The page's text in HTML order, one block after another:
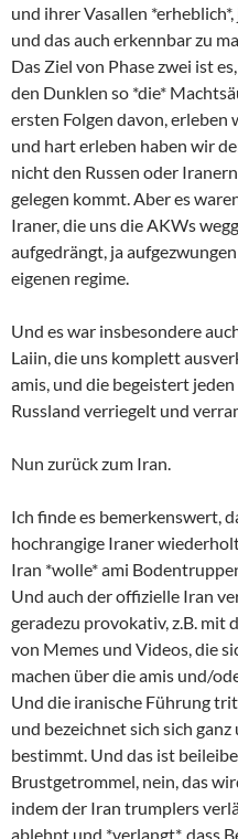
und ihrer Vasallen
und das auch erkennbar zu
Das Ziel von Phase zwei ist
den Dunklen so *die*
ersten Folgen davon, erleben
und hart erleben haben wir
nicht den Russen oder
gelegen kommt. Aber es
Iraner, die uns die AKWs
aufgedrängt, ja aufgezwungen
eigenen regime.
Und es war insbesondere
Laiin, die uns komplett
amis, und die begeistert
Russland verriegelt und
Nun zurück zum Iran.
Ich finde es bemerkenswert,
hochrangige Iraner
Iran *wolle* ami
Und auch der offizielle Iran
geradezu provokativ, z.B. mit
von Memes und Videos, die
machen über die amis und/
Und die iranische Führung
und bezeichnet sich sich
bestimmt. Und das ist
Brustgetrommel, nein, das
indem der Iran trumplers
ablehnt und *verlangt*, dass